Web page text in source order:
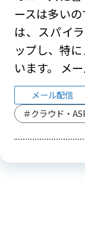
ースは多い
は、スパイ
ップし、特
います。 メ
メール配信
＃クラウド・